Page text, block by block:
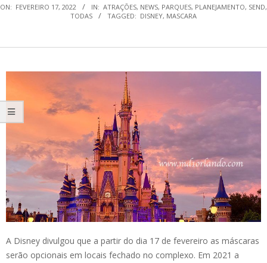
ON: FEVEREIRO 17, 2022 IN: ATRAÇÕES, NEWS, PARQUES, PLANEJAMENTO, SEND,
TODAS
TAGGED: DISNEY, MASCARA
A Disney divulgou que a partir do dia 17 de fevereiro as máscaras
serão opcionais em locais fechado no complexo. Em 2021 a